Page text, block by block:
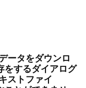
ータをダウンロ
をするダイアログ
ストファイ